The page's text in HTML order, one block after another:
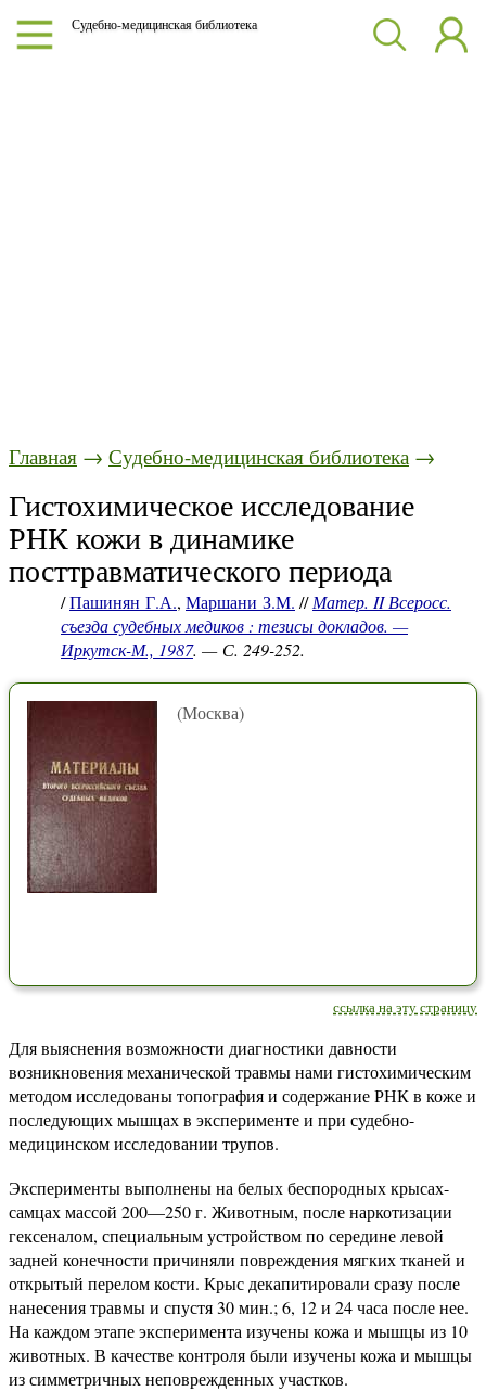
Судебно-медицинская библиотека
Главная → Судебно-медицинская библиотека →
Гистохимическое исследование
РНК кожи в динамике
посттравматического периода
/Пашинян Г.А., Маршани З.М. //Матер. II Всеросс.
съезда судебных медиков : тезисы докладов. —
Иркутск-М., 1987. — С. 249-252.
(Москва)
ссылка на эту страницу
Для выяснения возможности диагностики давности
возникновения механической травмы нами гистохимическим
методом исследованы топография и содержание РНК в коже и
последующих мышцах в эксперименте и при судебно-
медицинском исследовании трупов.
Эксперименты выполнены на белых беспородных крысах-
самцах массой 200—250 г. Животным, после наркотизации
гексеналом, специальным устройством по середине левой
задней конечности причиняли повреждения мягких тканей и
открытый перелом кости. Крыс декапитировали сразу после
нанесения травмы и спустя 30 мин.; 6, 12 и 24 часа после нее.
На каждом этапе эксперимента изучены кожа и мышцы из 10
животных. В качестве контроля были изучены кожа и мышцы
из симметричных неповрежденных участков.